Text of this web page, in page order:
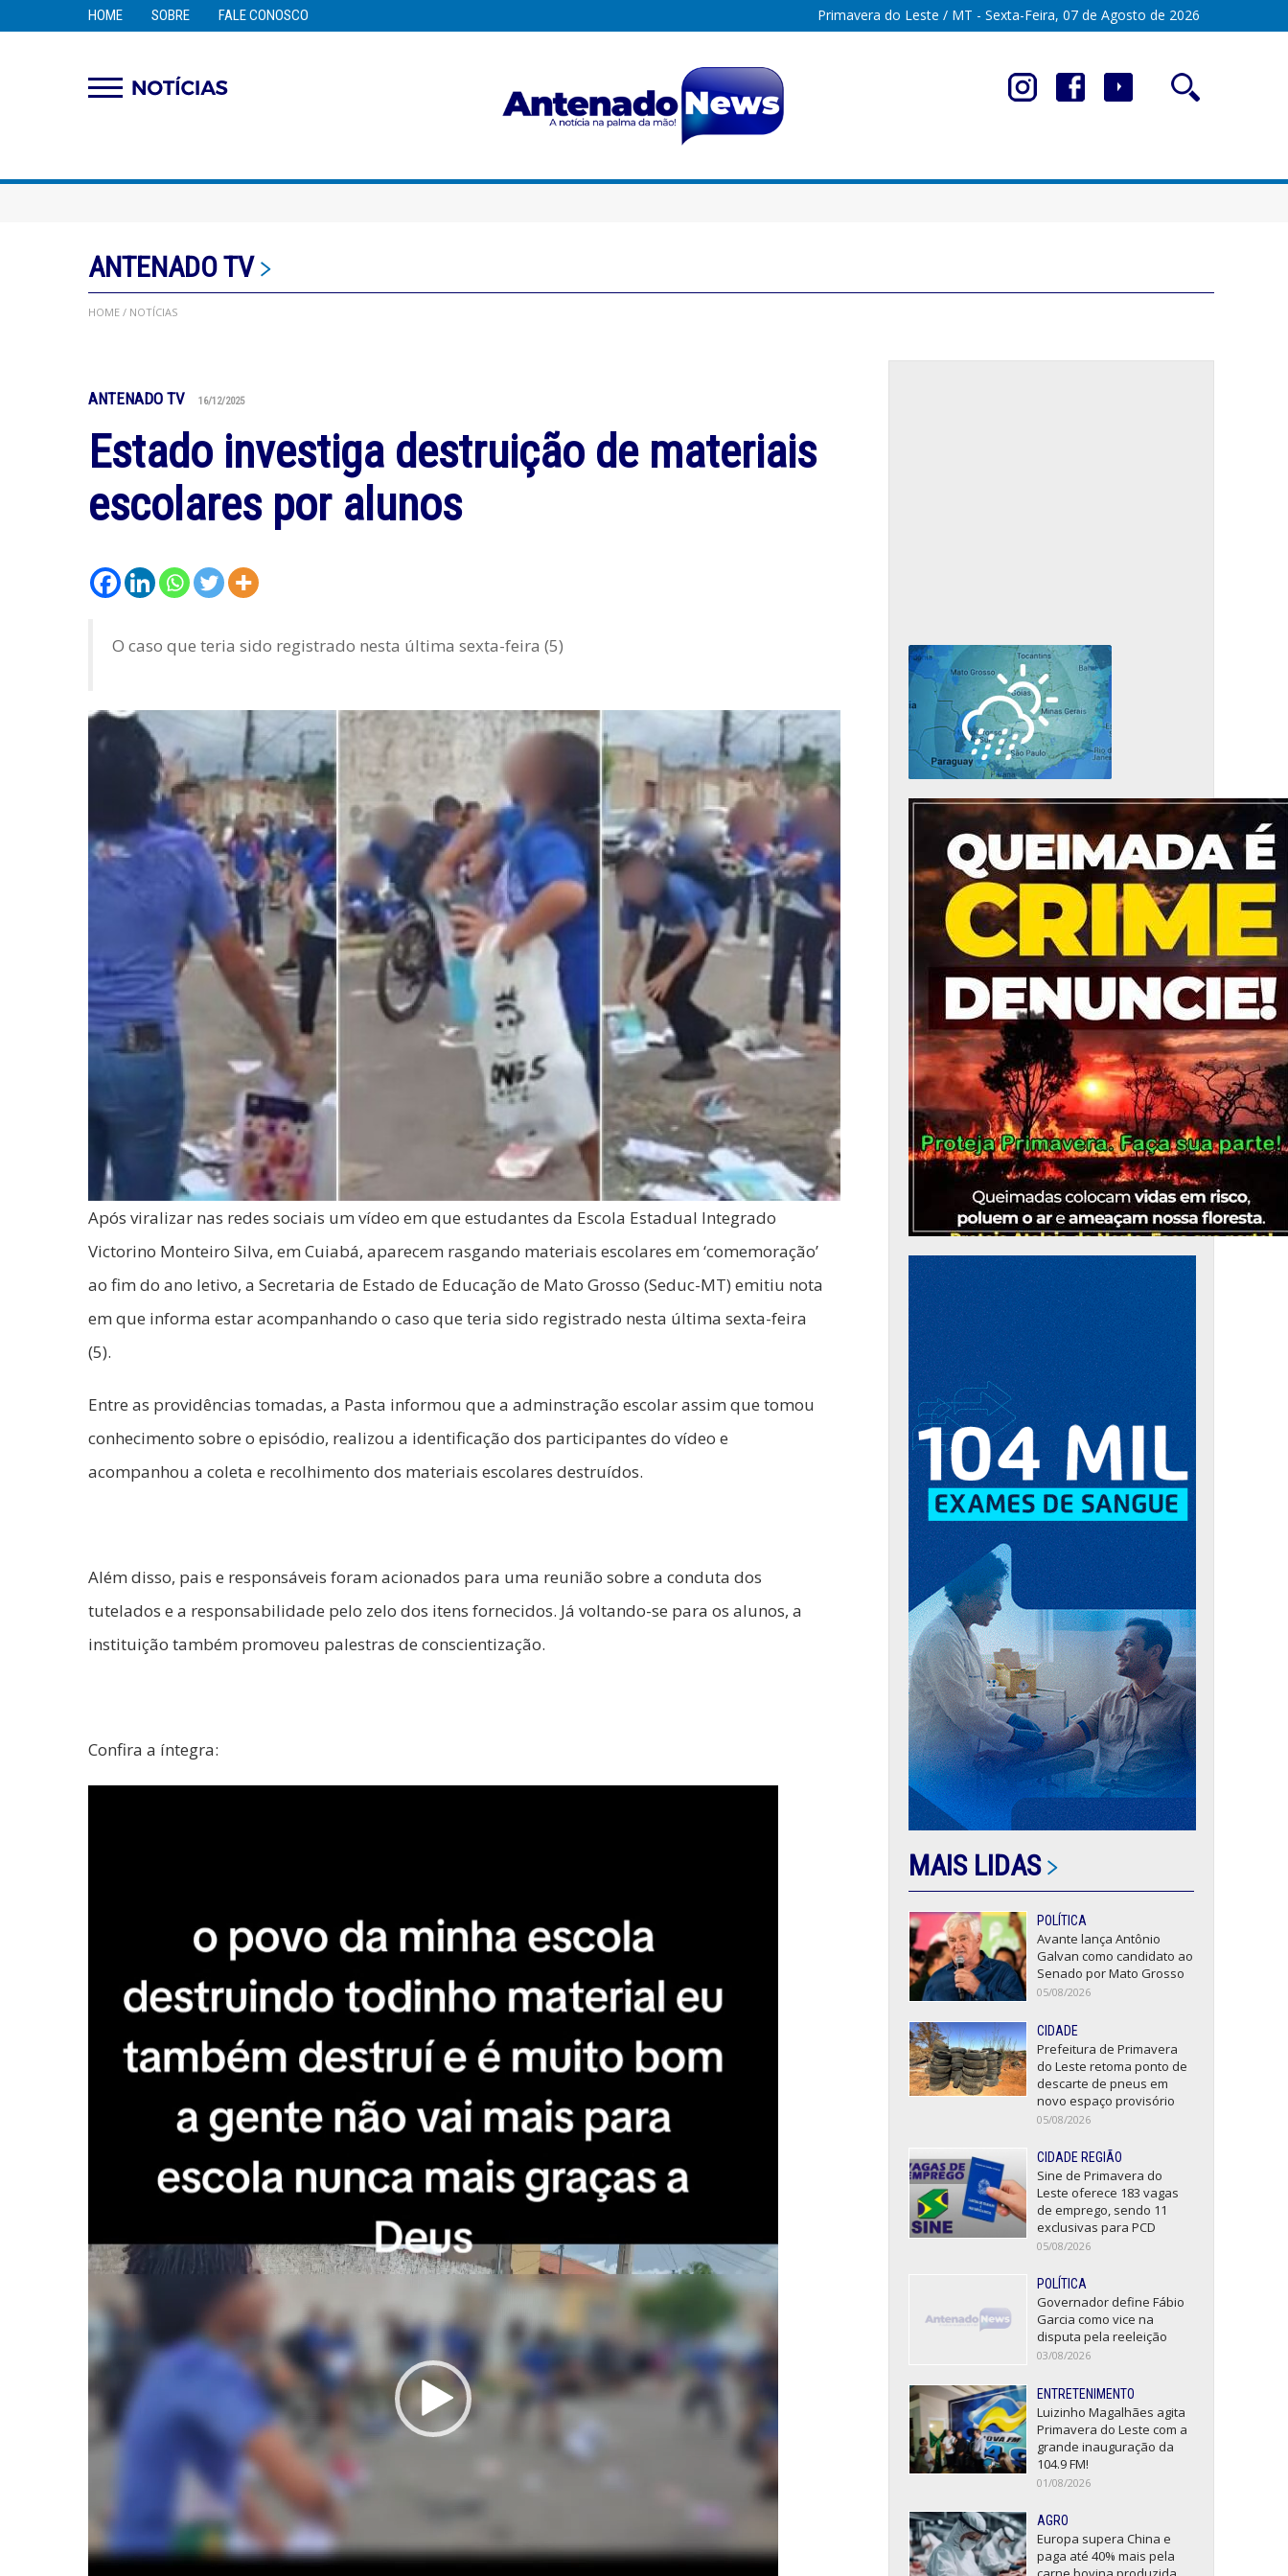
HOME SOBRE FALE CONOSCO Primavera do Leste / MT - Sexta-Feira, 07 de Agosto de 2026
ANTENADO TV
HOME / NOTÍCIAS
ANTENADO TV 16/12/2025
Estado investiga destruição de materiais
escolares por alunos
O caso que teria sido registrado nesta última sexta-feira (5)
Após viralizar nas redes sociais um vídeo em que estudantes da Escola Estadual Integrado
Victorino Monteiro Silva, em Cuiabá, aparecem rasgando materiais escolares em ‘comemoração’
ao fim do ano letivo, a Secretaria de Estado de Educação de Mato Grosso (Seduc-MT) emitiu nota
em que informa estar acompanhando o caso que teria sido registrado nesta última sexta-feira
(5).
Entre as providências tomadas, a Pasta informou que a adminstração escolar assim que tomou
conhecimento sobre o episódio, realizou a identificação dos participantes do vídeo e
acompanhou a coleta e recolhimento dos materiais escolares destruídos.
Além disso, pais e responsáveis foram acionados para uma reunião sobre a conduta dos
tutelados e a responsabilidade pelo zelo dos itens fornecidos. Já voltando-se para os alunos, a
instituição também promoveu palestras de conscientização.
Confira a íntegra:
MAIS LIDAS
POLÍTICA
Avante lança Antônio
Galvan como candidato ao
Senado por Mato Grosso
05/08/2026
CIDADE
Prefeitura de Primavera
do Leste retoma ponto de
descarte de pneus em
novo espaço provisório
05/08/2026
CIDADE REGIÃO
Sine de Primavera do
Leste oferece 183 vagas
de emprego, sendo 11
exclusivas para PCD
05/08/2026
POLÍTICA
Governador define Fábio
Garcia como vice na
disputa pela reeleição
03/08/2026
ENTRETENIMENTO
Luizinho Magalhães agita
Primavera do Leste com a
grande inauguração da
104.9 FM!
01/08/2026
AGRO
Europa supera China e
paga até 40% mais pela